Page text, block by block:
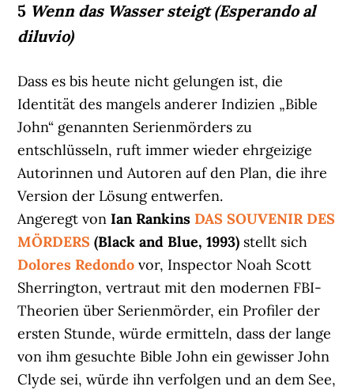
5 Wenn das Wasser steigt (Esperando al
diluvio)
Dass es bis heute nicht gelungen ist, die
Identität des mangels anderer Indizien „Bible
John“ genannten Serienmörders zu
entschlüsseln, ruft immer wieder ehrgeizige
Autorinnen und Autoren auf den Plan, die ihre
Version der Lösung entwerfen.
Angeregt vonIan Rankins DAS SOUVENIR DES
MÖRDERS (Black and Blue, 1993) stellt sich
Dolores Redondo vor, Inspector Noah Scott
Sherrington, vertraut mit den modernen FBI-
Theorien über Serienmörder, ein Profiler der
ersten Stunde, würde ermitteln, dass der lange
von ihm gesuchte Bible John ein gewisser John
Clyde sei, würde ihn verfolgen und an dem See,